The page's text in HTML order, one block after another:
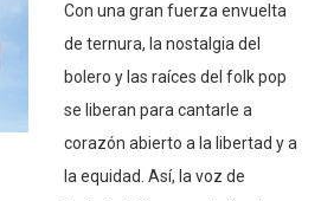
Con una gran fuerza envuelta
de ternura, la nostalgia del
bolero y las raíces del folk pop
se liberan para cantarle a
corazón abierto a la libertad y a
la equidad. Así, la voz de